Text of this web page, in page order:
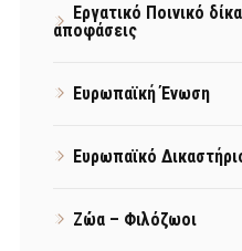
Εργατικό Ποινικό
αποφάσεις
Ευρωπαϊκή Ένωση
Ευρωπαϊκό
Ζώα – Φιλόζωοι